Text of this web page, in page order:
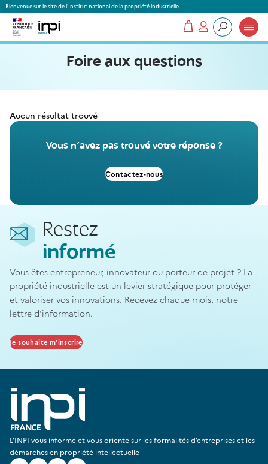
Bienvenue sur le site de l'Institut national de la propriété industrielle
Que recherchez-vous ?
Mon compte
Mon panier
Foire aux questions
Aucun résultat trouvé
Vous n'avez pas trouvé votre réponse ?
Contactez-nous
Restez
informé
Vous êtes entrepreneur, innovateur ou porteur de projet ? La
propriété industrielle est un levier stratégique pour protéger
et valoriser vos innovations. Recevez chaque mois, notre
lettre d’information.
Je souhaite m’inscrire
L'INPI vous informe et vous oriente sur les formalités d’entreprises et les
démarches en propriété intellectuelle
Panneau de gestion des cookies